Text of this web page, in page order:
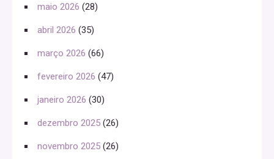
maio 2026 (28)
abril 2026 (35)
março 2026 (66)
fevereiro 2026 (47)
janeiro 2026 (30)
dezembro 2025 (26)
novembro 2025 (26)